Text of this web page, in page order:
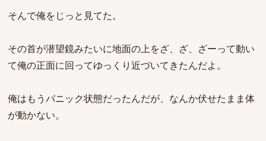
そんで俺をじっと見てた。
その首が潜望鏡みたいに地面の上をざ、ざ、ざーって動い
て俺の正面に回ってゆっくり近づいてきたんだよ。
俺はもうパニック状態だったんだが、なんか伏せたまま体
が動かない。